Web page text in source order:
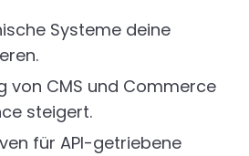
Systeme deine
von CMS und Commerce
steigert.
für API-getriebene